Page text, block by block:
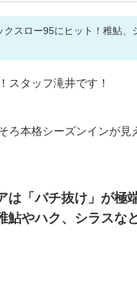
クスロー95にヒット！稚鮎、
スタッフ滝井です！
ろ本格シーズンインが見
は「バチ抜け」が極
鮎やハク、シラスな